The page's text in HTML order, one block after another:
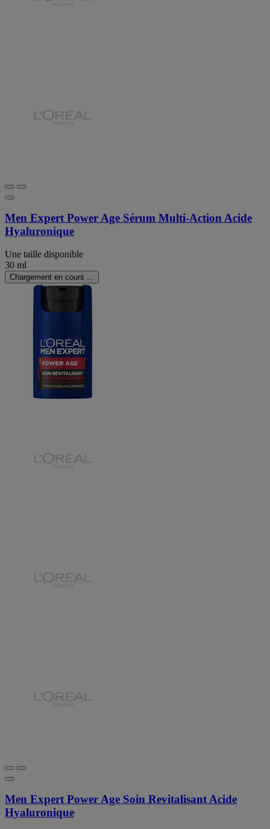
Men Expert Power Age Sérum Multi-Action Acide
Hyaluronique
Une taille disponible
30 ml
Chargement en cours ...
Men Expert Power Age Soin Revitalisant Acide
Hyaluronique